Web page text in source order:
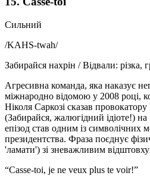
Сильний
/KAHS-twah/
Забирайся нахрін / Відвали: різка,
Агресивна команда, яка наказує
міжнародно відомою у 2008 році,
Ніколя Саркозі сказав
(Забирайся, жалюгідний ідіоте!)
епізод став одним із символічних
президентства. Фраза поєднує
'ламати') зі зневажливим
“Casse-toi, je ne veux plus te voir!”